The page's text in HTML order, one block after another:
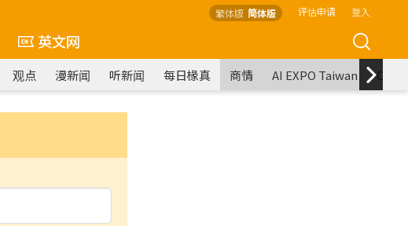
繁体版 简体版 评估申请 登入
英文网
观点 漫新闻 听新闻 每日椽真 商情 AI EXPO Taiwan